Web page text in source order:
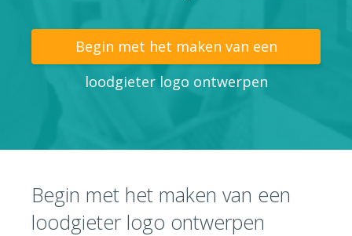
INLOGGEN
Begin met het maken van een
loodgieter logo ontwerpen
Begin met het maken van een
loodgieter logo ontwerpen